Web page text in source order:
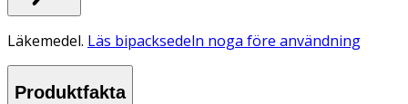
Läkemedel. Läs bipacksedeln noga före användning
Produktfakta